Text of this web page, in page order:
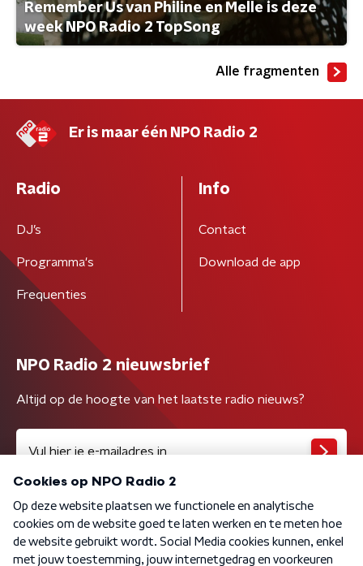
Remember Us van Philine en Melle is deze
week NPO Radio 2 TopSong
Alle fragmenten
Er is maar één NPO Radio 2
Radio
DJ’s
Programma's
Frequenties
Info
Contact
Download de app
NPO Radio 2 nieuwsbrief
Altijd op de hoogte van het laatste radio nieuws?
Algemene voorwaarden